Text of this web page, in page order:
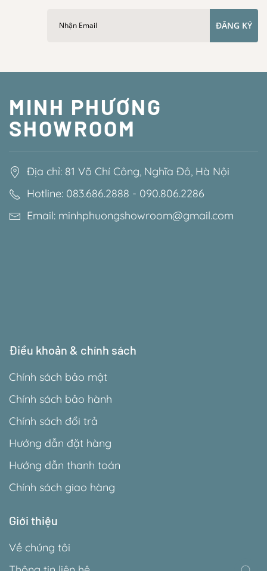
ĐĂNG KÝ
MINH PHƯƠNG
SHOWROOM
Địa chỉ: 81 Võ Chí Công, Nghĩa Đô, Hà Nội
Hotline: 083.686.2888 - 090.806.2286
Email: minhphuongshowroom@gmail.com
Điều khoản & chính sách
Chính sách bảo mật
Chính sách bảo hành
Chính sách đổi trả
Hướng dẫn đặt hàng
Hướng dẫn thanh toán
Chính sách giao hàng
Giới thiệu
Về chúng tôi